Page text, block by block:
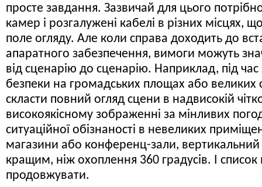
просте завдання. Зазвичай для цього
камер і розгалужені кабелі в різних місцях,
поле огляду. Але коли справа доходить до
апаратного забезпечення, вимоги можуть
від сценарію до сценарію. Наприклад, під
безпеки на громадських площах або великих
скласти повний огляд сцени в надвисокій
високоякісному зображенні за мінливих
ситуаційної обізнаності в невеликих
магазини або конференц-зали, вертикальний
кращим, ніж охоплення 360 градусів. І
продовжувати.